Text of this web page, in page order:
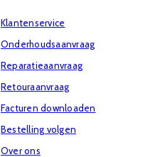
Klantenservice
Onderhoudsaanvraag
Reparatieaanvraag
Retouraanvraag
Facturen downloaden
Bestelling volgen
Over ons